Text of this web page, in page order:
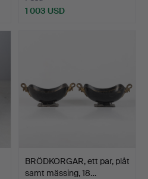
1 003 USD
BRÖDKORGAR, ett par, plåt
samt mässing, 18…